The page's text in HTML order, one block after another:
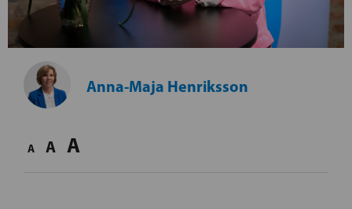
Anna-Maja Henriksson
A A A